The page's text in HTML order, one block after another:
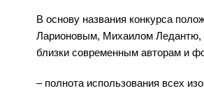
В основу названия конкурса
Ларионовым, Михаилом Ледантю,
близки современным авторам и
– полнота использования всех